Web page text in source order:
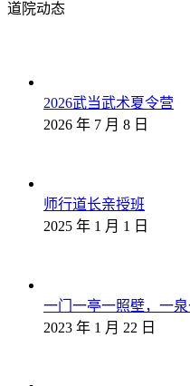
道院动态
2026武当武术夏令营
2026 年 7 月 8 日
师行道长亲授班
2025 年 1 月 1 日
一门一亭一照壁，一
2023 年 1 月 22 日